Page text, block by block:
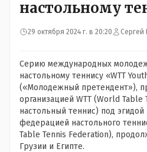
настольному
29 октября 2024 г. в 20:20 Сергей
Серию международных
настольному теннису «WTT
(«Молодежный претендент»),
организацией WTT (World
настольный теннис) под
федерацией настольного
Table Tennis Federation),
Грузии и Египте.